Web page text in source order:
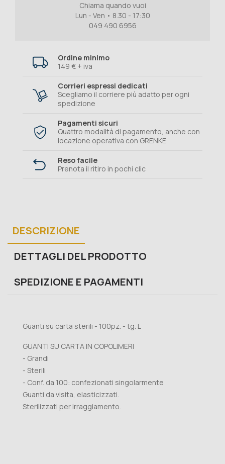
Chiama quando vuoi
Lun - Ven • 8.30 - 17:30
049 490 6956
Ordine minimo
149 € + iva
Corrieri espressi dedicati
Scegliamo il corriere più adatto per ogni
spedizione
Pagamenti sicuri
Quattro modalità di pagamento, anche con
locazione operativa con GRENKE
Reso facile
Prenota il ritiro in pochi clic
DESCRIZIONE
DETTAGLI DEL PRODOTTO
SPEDIZIONE E PAGAMENTI
Guanti su carta sterili - 100pz. - tg. L
GUANTI SU CARTA IN COPOLIMERI
- Grandi
- Sterili
- Conf. da 100: confezionati singolarmente
Guanti da visita, elasticizzati.
Sterilizzati per irraggiamento.